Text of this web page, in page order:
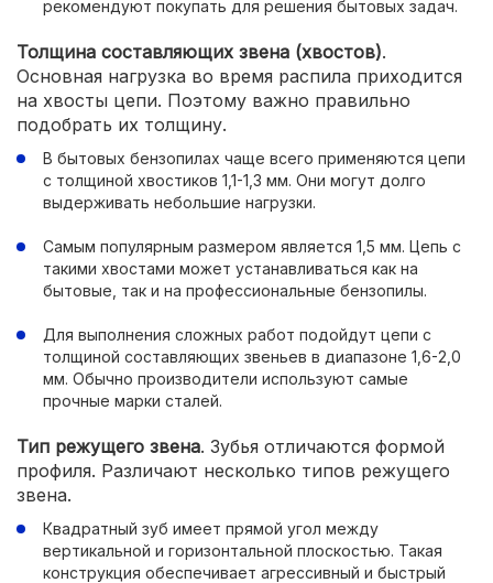
рекомендуют покупать для решения бытовых задач.
Толщина составляющих звена (хвостов).
Основная нагрузка во время распила приходится
на хвосты цепи. Поэтому важно правильно
подобрать их толщину.
В бытовых бензопилах чаще всего применяются цепи
с толщиной хвостиков 1,1-1,3 мм. Они могут долго
выдерживать небольшие нагрузки.
Самым популярным размером является 1,5 мм. Цепь с
такими хвостами может устанавливаться как на
бытовые, так и на профессиональные бензопилы.
Для выполнения сложных работ подойдут цепи с
толщиной составляющих звеньев в диапазоне 1,6-2,0
мм. Обычно производители используют самые
прочные марки сталей.
Тип режущего звена. Зубья отличаются формой
профиля. Различают несколько типов режущего
звена.
Квадратный зуб имеет прямой угол между
вертикальной и горизонтальной плоскостью. Такая
конструкция обеспечивает агрессивный и быстрый